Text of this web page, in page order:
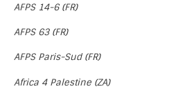
AFPS 14-6 (FR)
AFPS 63 (FR)
AFPS Paris-Sud (FR)
Africa 4 Palestine (ZA)